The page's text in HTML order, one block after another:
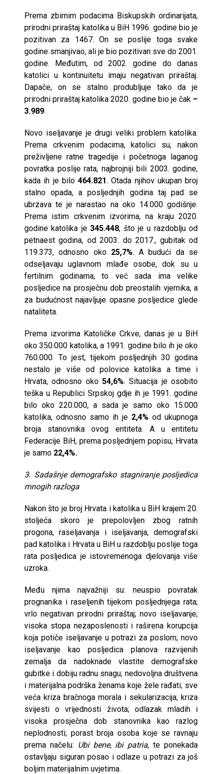
Prema zbirnim podacima Biskupskih ordinarijata,
prirodni priraštaj katolika u BiH 1996. godine bio je
pozitivan za 1467. On se poslije toga svake
godine smanjivao, ali je bio pozitivan sve do 2001.
godine. Međutim, od 2002. godine do danas
katolici u kontinuitetu imaju negativan priraštaj.
Dapače, on se stalno produbljuje tako da je
prirodni priraštaj katolika 2020. godine bio je čak –
3.989.
Novo iseljavanje je drugi veliki problem katolika.
Prema crkvenim podacima, katolici su, nakon
preživljene ratne tragedije i početnoga laganog
povratka poslije rata, najbrojniji bili 2003. godine,
kada ih je bilo 464.821. Otada njihov ukupan broj
stalno opada, a posljednjih godina taj pad se
ubrzava te je narastao na oko 14.000 godišnje.
Prema istim crkvenim izvorima, na kraju 2020.
godine katolika je345.448, što je u razdoblju od
petnaest godina, od 2003. do 2017., gubitak od
119.373, odnosno oko 25,7%. A budući da se
odseljavaju uglavnom mlađe osobe, dok su u
fertilnim godinama, to već sada ima velike
posljedice na prosječnu dob preostalih vjernika, a
za budućnost najavljuje opasne posljedice glede
nataliteta.
Prema izvorima Katoličke Crkve, danas je u BiH
oko 350.000 katolika, a 1991. godine bilo ih je oko
760.000. To jest, tijekom posljednjih 30 godina
nestalo je više od polovice katolika a time i
Hrvata, odnosno oko 54,6%. Situacija je osobito
teška u Republici Srpskoj gdje ih je 1991. godine
bilo oko 220.000, a sada je samo oko 15.000
katolika, odnosno samo ih je 2,4% od ukupnoga
broja stanovnika ovog entiteta. A u entitetu
Federacije BiH, prema posljednjem popisu, Hrvata
je samo 22,4%.
3. Sadašnje demografsko stagniranje posljedica
mnogih razloga
Nakon što je broj Hrvata i katolika u BiH krajem 20.
stoljeća skoro je prepolovljen zbog ratnih
progona, raseljavanja i iseljavanja, demografski
pad katolika i Hrvata u BiH u razdoblju poslije toga
rata posljedica je istovremenoga djelovanja više
uzroka.
Među njima najvažniji su: neuspio povratak
prognanika i raseljenih tijekom posljednjega rata;
vrlo negativan prirodni priraštaj; novo iseljavanje;
visoka stopa nezaposlenosti i raširena korupcija
koja potiče iseljavanje u potrazi za poslom; novo
iseljavanje kao posljedica planova razvijenih
zemalja da nadoknade vlastite demografske
gubitke i dobiju radnu snagu; nedovoljna društvena
i materijalna podrška ženama koje žele rađati; sve
veća kriza bračnoga morala i sekularizacija; kriza
svijesti o vrijednosti života; odlazak mladih i
visoka prosječna dob stanovnika kao razlog
neplodnosti; porast broja osoba koje se ravnaju
prema načelu: Ubi bene, ibi patria, te ponekada
ostavljaju siguran posao i odlaze u potrazi za još
boljim materijalnim uvjetima.